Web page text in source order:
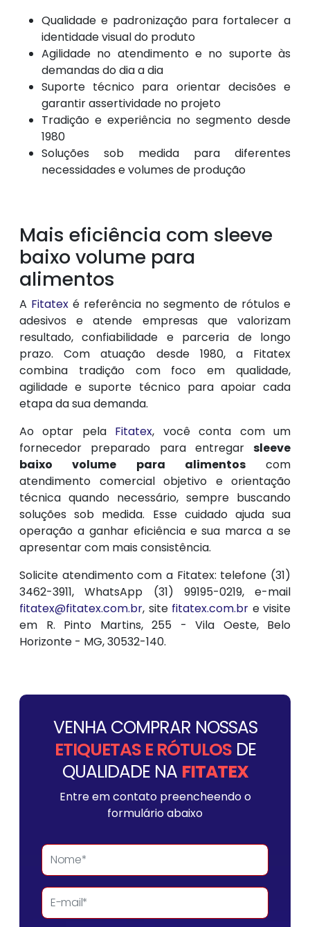
Qualidade e padronização para fortalecer a
identidade visual do produto
Agilidade no atendimento e no suporte às
demandas do dia a dia
Suporte técnico para orientar decisões e
garantir assertividade no projeto
Tradição e experiência no segmento desde
1980
Soluções sob medida para diferentes
necessidades e volumes de produção
Mais eficiência com sleeve
baixo volume para
alimentos
A Fitatex é referência no segmento de rótulos e
adesivos e atende empresas que valorizam
resultado, confiabilidade e parceria de longo
prazo. Com atuação desde 1980, a Fitatex
combina tradição com foco em qualidade,
agilidade e suporte técnico para apoiar cada
etapa da sua demanda.
Ao optar pela Fitatex, você conta com um
fornecedor preparado para entregar sleeve
baixo volume para alimentoscom
atendimento comercial objetivo e orientação
técnica quando necessário, sempre buscando
soluções sob medida. Esse cuidado ajuda sua
operação a ganhar eficiência e sua marca a se
apresentar com mais consistência.
Solicite atendimento com a Fitatex: telefone (31)
3462-3911, WhatsApp (31) 99195-0219, e-mail
fitatex@fitatex.com.br, site fitatex.com.br e visite
em R. Pinto Martins, 255 - Vila Oeste, Belo
Horizonte - MG, 30532-140.
VENHA COMPRAR NOSSAS
ETIQUETAS E RÓTULOSDE
QUALIDADE NA FITATEX
Entre em contato preencheendo o
formulário abaixo